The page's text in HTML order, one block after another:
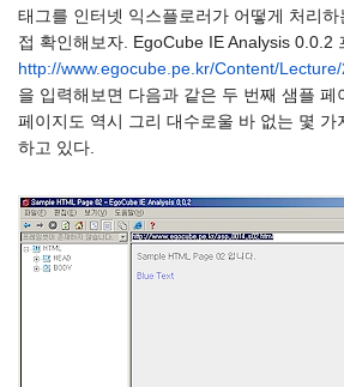
태그를 인터넷 익스플로러가 어떻게 처리
접 확인해보자. EgoCube IE Analysis 0.0.2
http://www.egocube.pe.kr/Content/
을 입력해보면 다음과 같은 두 번째 샘플 페
페이지도 역시 그리 대수로울 바 없는 몇 가
하고 있다.